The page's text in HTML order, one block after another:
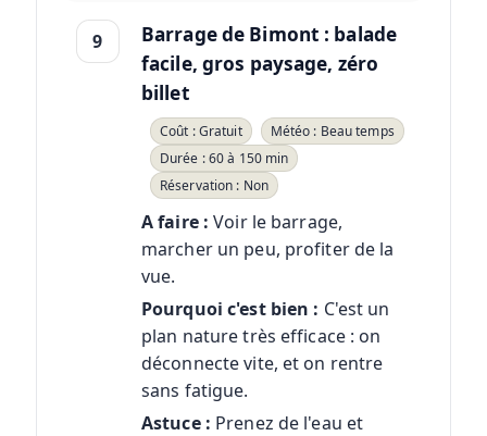
9
Barrage de Bimont : balade
facile, gros paysage, zéro
billet
Coût : Gratuit
Météo : Beau temps
Durée : 60 à 150 min
Réservation : Non
A faire : Voir le barrage,
marcher un peu, profiter de la
vue.
Pourquoi c'est bien : C'est un
plan nature très efficace : on
déconnecte vite, et on rentre
sans fatigue.
Astuce : Prenez de l'eau et